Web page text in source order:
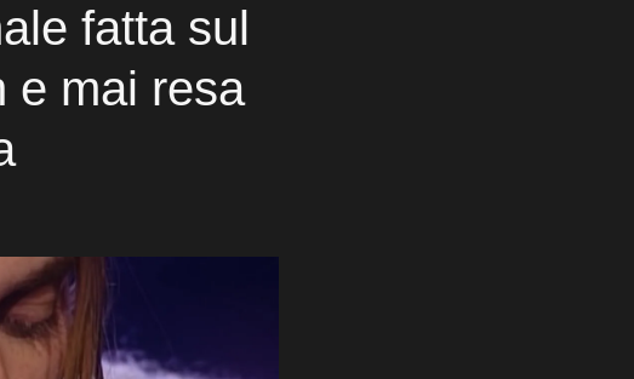
fatta sul
e mai resa